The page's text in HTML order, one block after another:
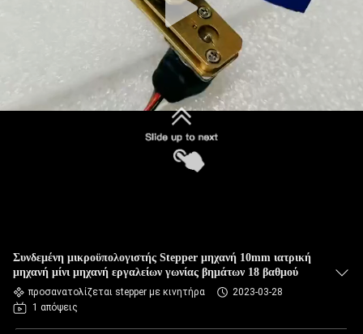
Συνδεμένη μικροϋπολογιστής Stepper μηχανή 10mm ιατρική
μηχανή μίνι μηχανή εργαλείων γωνίας βημάτων 18 βαθμού
προσανατολίζεται stepper με κινητήρα
2023-03-28
1 απόψεις